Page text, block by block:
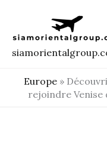
contenu
Europe »
rejoindre Venise